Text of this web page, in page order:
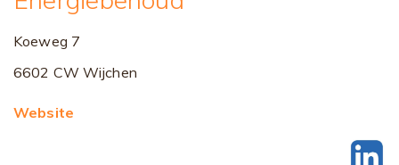
Koeweg 7
6602 CW Wijchen
Website